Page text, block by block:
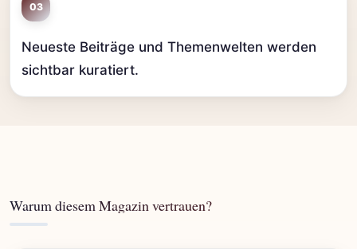
03
Neueste Beiträge und Themenwelten werden
sichtbar kuratiert.
Warum diesem Magazin vertrauen?